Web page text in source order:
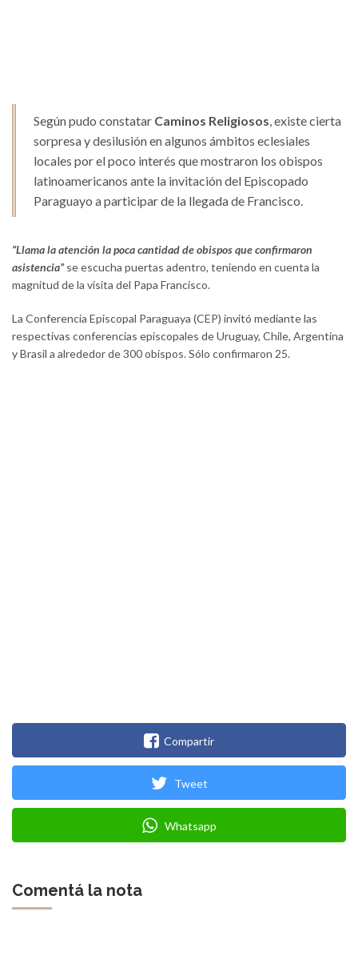
Según pudo constatar Caminos Religiosos , existe cierta
sorpresa y desilusión en algunos ámbitos eclesiales
locales por el poco interés que mostraron los obispos
latinoamericanos ante la invitación del Episcopado
Paraguayo a participar de la llegada de Francisco.
“Llama la atención la poca cantidad de obispos que confirmaron
asistencia”se escucha puertas adentro, teniendo en cuenta la
magnitud de la visita del Papa Francisco.
La Conferencia Episcopal Paraguaya (CEP) invitó mediante las
respectivas conferencias episcopales de Uruguay, Chile, Argentina
y Brasil a alrededor de 300 obispos. Sólo confirmaron 25.
Compartir
Tweet
Whatsapp
Comentá la nota